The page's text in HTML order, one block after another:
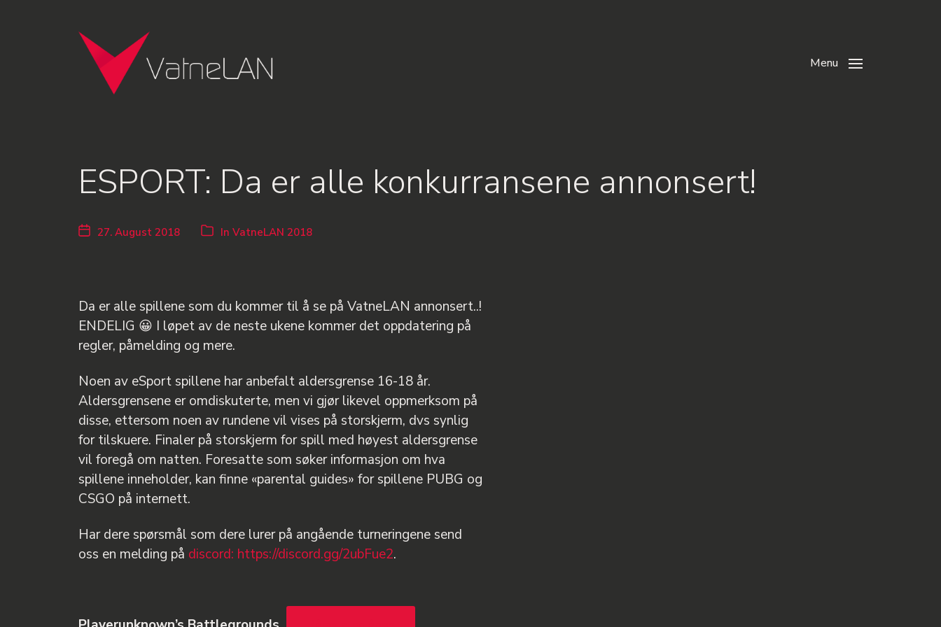
Menu
ESPORT: Da er alle konkurransene annonsert!
27. August 2018 In VatneLAN 2018
Da er alle spillene som du kommer til å se på VatneLAN annonsert..!
ENDELIG 😀 I løpet av de neste ukene kommer det oppdatering på
regler, påmelding og mere.
Noen av eSport spillene har anbefalt aldersgrense 16-18 år.
Aldersgrensene er omdiskuterte, men vi gjør likevel oppmerksom på
disse, ettersom noen av rundene vil vises på storskjerm, dvs synlig
for tilskuere. Finaler på storskjerm for spill med høyest aldersgrense
vil foregå om natten. Foresatte som søker informasjon om hva
spillene inneholder, kan finne «parental guides» for spillene PUBG og
CSGO på internett.
Har dere spørsmål som dere lurer på angående turneringene send
oss en melding på discord: https://discord.gg/2ubFue2.